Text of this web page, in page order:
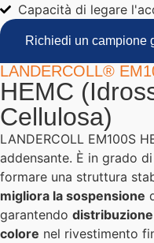
Capacità di legare
Richiedi un campione
LANDERCOLL®
HEMC
Cellulosa)
LANDERCOLL EM100S
addensante. È in grado di
formare una struttura
migliora la sospensione
garantendo
colore nel rivestimento